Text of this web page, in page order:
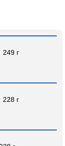
249 г
228 г